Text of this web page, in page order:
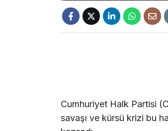
Cumhuriyet Halk Partisi
savaşı ve kürsü krizi bu